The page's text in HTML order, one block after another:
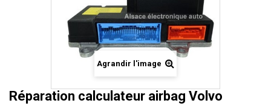
Agrandir l'image
Réparation calculateur airbag Volvo